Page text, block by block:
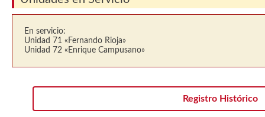
En servicio:
Unidad 71 «Fernando Rioja»
Unidad 72 «Enrique Campusano»
Registro Histórico